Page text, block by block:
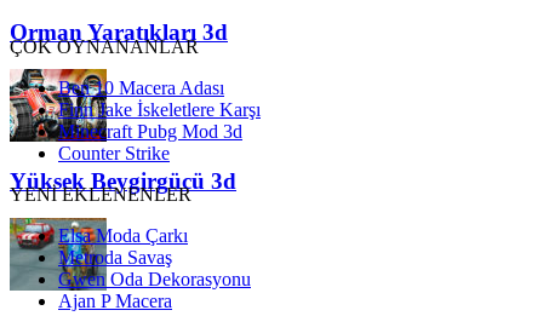
Orman Yaratıkları 3d
Yüksek Beygirgücü 3d
ÇOK OYNANANLAR
Ben 10 Macera Adası
Finn Jake İskeletlere Karşı
Minecraft Pubg Mod 3d
Counter Strike
YENİ EKLENENLER
Elsa Moda Çarkı
Metroda Savaş
Gwen Oda Dekorasyonu
Ajan P Macera